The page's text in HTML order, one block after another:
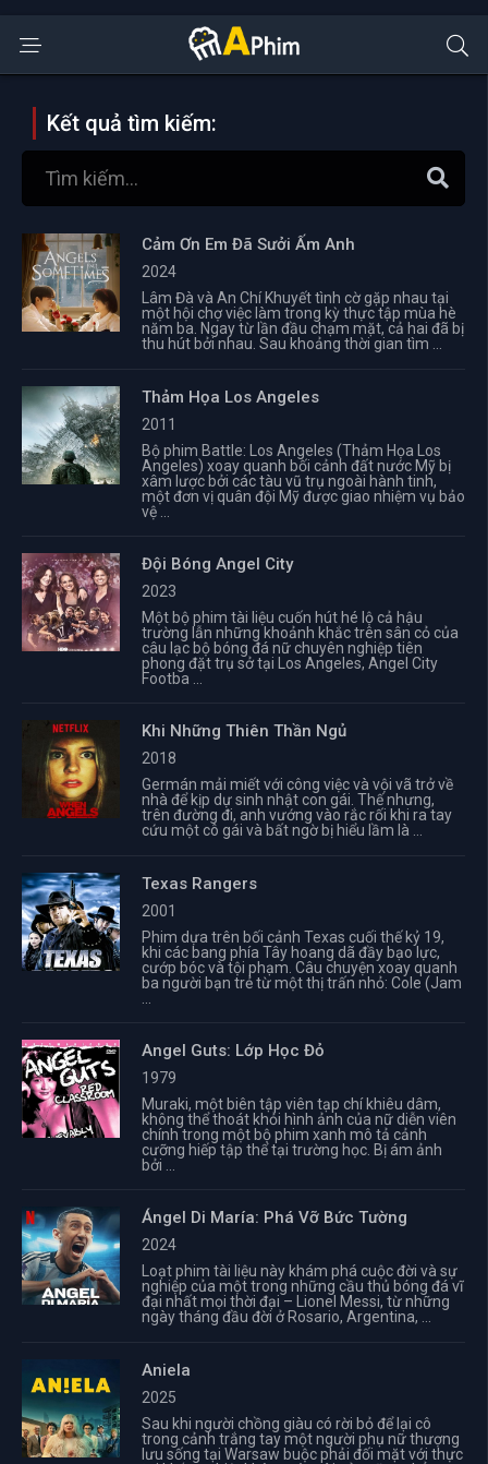
Kết quả tìm kiếm:
Cảm Ơn Em Đã Sưởi Ấm Anh
2024
Lâm Đà và An Chí Khuyết tình cờ gặp nhau tại
một hội chợ việc làm trong kỳ thực tập mùa hè
năm ba. Ngay từ lần đầu chạm mặt, cả hai đã bị
thu hút bởi nhau. Sau khoảng thời gian tìm ...
Thảm Họa Los Angeles
2011
Bộ phim Battle: Los Angeles (Thảm Họa Los
Angeles) xoay quanh bối cảnh đất nước Mỹ bị
xâm lược bởi các tàu vũ trụ ngoài hành tinh,
một đơn vị quân đội Mỹ được giao nhiệm vụ bảo
vệ ...
Đội Bóng Angel City
2023
Một bộ phim tài liệu cuốn hút hé lộ cả hậu
trường lẫn những khoảnh khắc trên sân cỏ của
câu lạc bộ bóng đá nữ chuyên nghiệp tiên
phong đặt trụ sở tại Los Angeles, Angel City
Footba ...
Khi Những Thiên Thần Ngủ
2018
Germán mải miết với công việc và vội vã trở về
nhà để kịp dự sinh nhật con gái. Thế nhưng,
trên đường đi, anh vướng vào rắc rối khi ra tay
cứu một cô gái và bất ngờ bị hiểu lầm là ...
Texas Rangers
2001
Phim dựa trên bối cảnh Texas cuối thế kỷ 19,
khi các bang phía Tây hoang dã đầy bạo lực,
cướp bóc và tội phạm. Câu chuyện xoay quanh
ba người bạn trẻ từ một thị trấn nhỏ: Cole (Jam
Angel Guts: Lớp Học Đỏ
1979
Muraki, một biên tập viên tạp chí khiêu dâm,
không thể thoát khỏi hình ảnh của nữ diễn viên
chính trong một bộ phim xanh mô tả cảnh
cưỡng hiếp tập thể tại trường học. Bị ám ảnh
bởi ...
Ángel Di María: Phá Vỡ Bức Tường
2024
Loạt phim tài liệu này khám phá cuộc đời và sự
nghiệp của một trong những cầu thủ bóng đá vĩ
đại nhất mọi thời đại – Lionel Messi, từ những
ngày tháng đầu đời ở Rosario, Argentina, ...
Aniela
2025
Sau khi người chồng giàu có rời bỏ để lại cô
trong cảnh trắng tay một người phụ nữ thượng
lưu sống tại Warsaw buộc phải đối mặt với thực